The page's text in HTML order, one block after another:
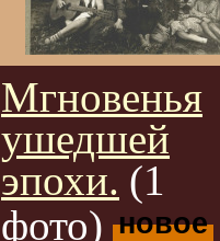
Мгновенья
ушедшей
эпохи. (1
фото) новое